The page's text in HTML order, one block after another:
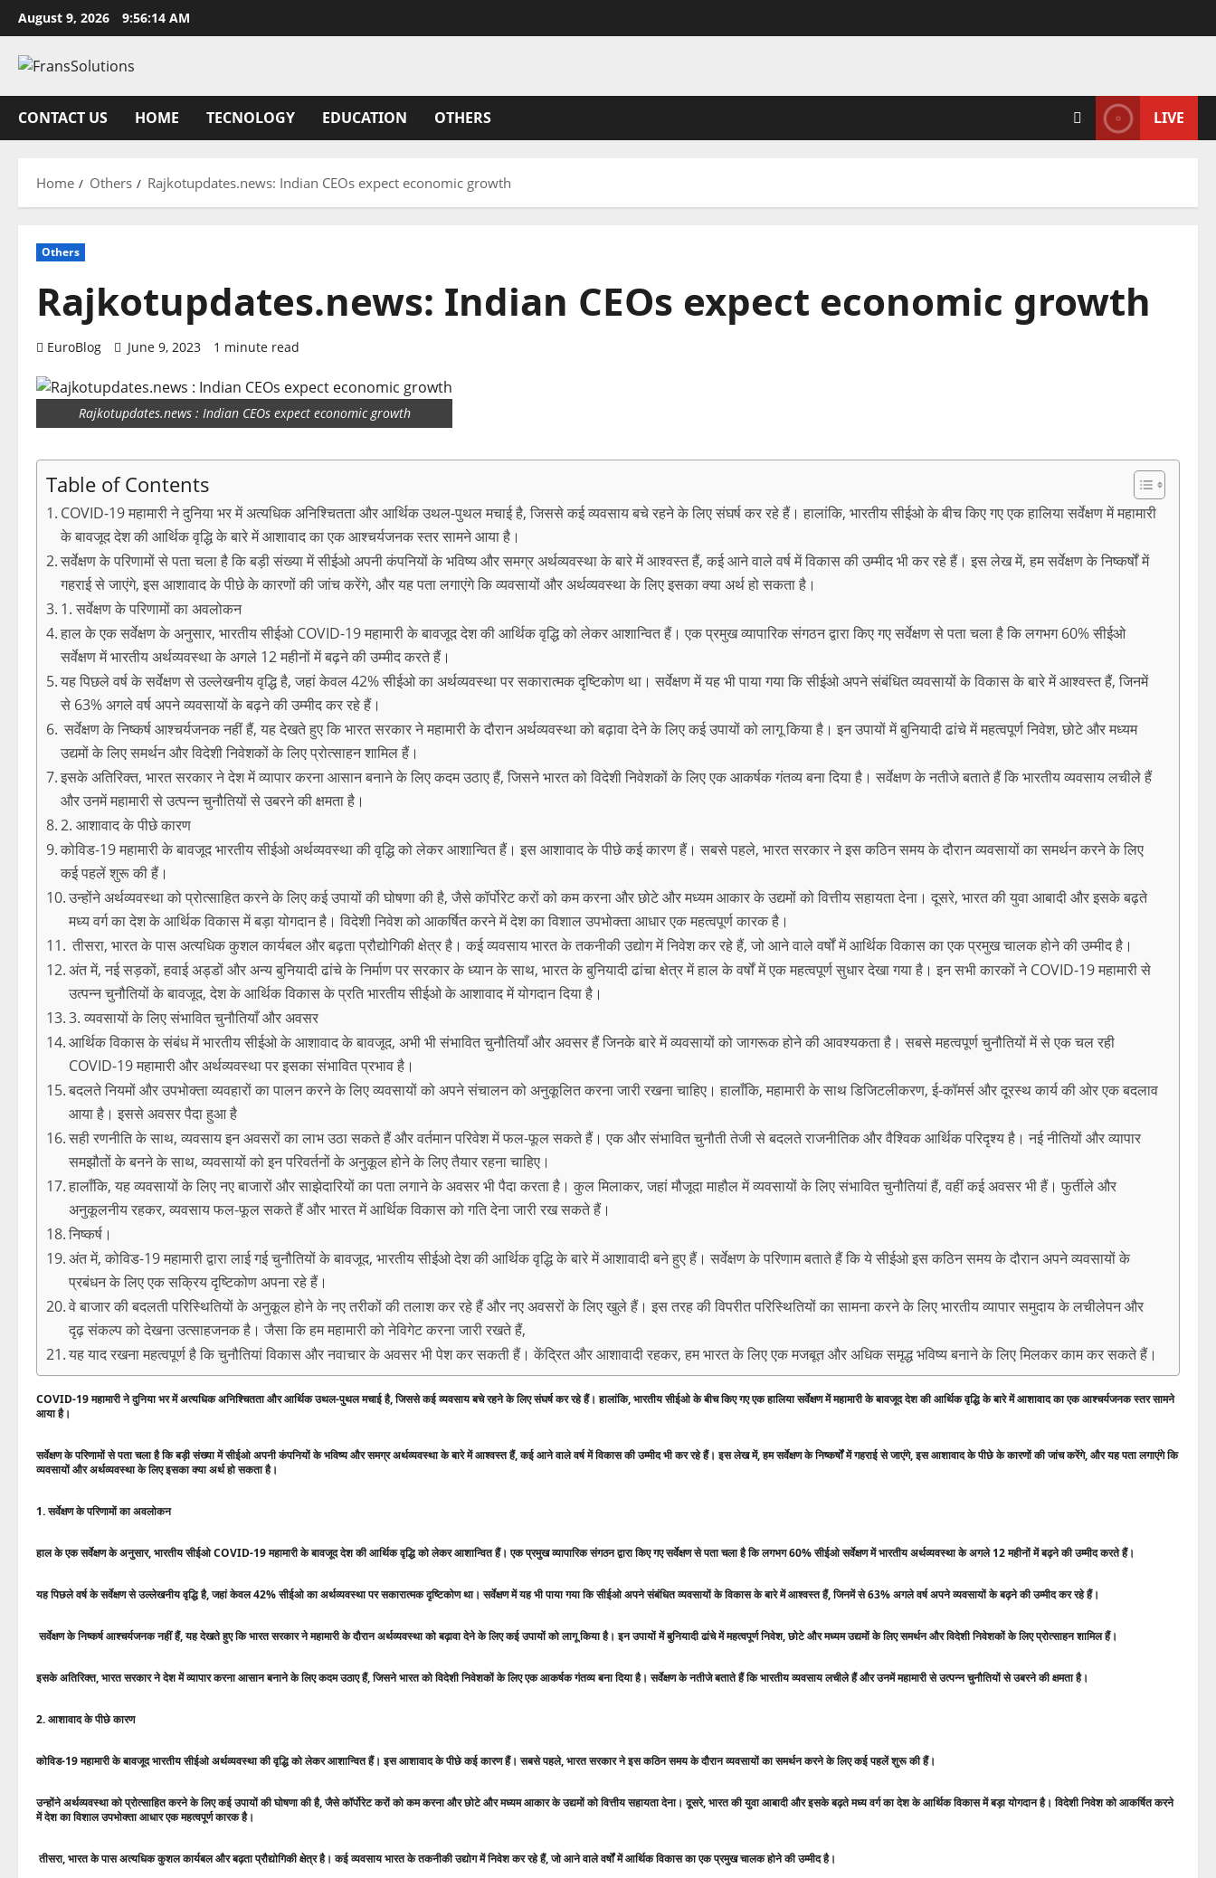
Skip
to
content
August 9, 2026 9:56:14 AM
CONTACT US HOME TECNOLOGY EDUCATION OTHERS LIVE
Home Others Rajkotupdates.news: Indian CEOs expect economic growth
Others
Rajkotupdates.news: Indian CEOs expect economic growth
EuroBlog June 9, 2023 1 minute read
Rajkotupdates.news : Indian CEOs expect economic growth
Table of Contents
COVID-19 महामारी ने दुनिया भर में अत्यधिक अनिश्चितता और आर्थिक उथल-पुथल मचाई है, जिससे कई व्यवसाय बचे रहने के लिए संघर्ष कर रहे हैं। हालांकि, भारतीय सीईओ के बीच किए गए एक हालिया सर्वेक्षण में महामारी
के बावजूद देश की आर्थिक वृद्धि के बारे में आशावाद का एक आश्चर्यजनक स्तर सामने आया है।
सर्वेक्षण के परिणामों से पता चला है कि बड़ी संख्या में सीईओ अपनी कंपनियों के भविष्य और समग्र अर्थव्यवस्था के बारे में आश्वस्त हैं, कई आने वाले वर्ष में विकास की उम्मीद भी कर रहे हैं। इस लेख में, हम सर्वेक्षण के निष्कर्षों में
गहराई से जाएंगे, इस आशावाद के पीछे के कारणों की जांच करेंगे, और यह पता लगाएंगे कि व्यवसायों और अर्थव्यवस्था के लिए इसका क्या अर्थ हो सकता है।
1. सर्वेक्षण के परिणामों का अवलोकन
हाल के एक सर्वेक्षण के अनुसार, भारतीय सीईओ COVID-19 महामारी के बावजूद देश की आर्थिक वृद्धि को लेकर आशान्वित हैं। एक प्रमुख व्यापारिक संगठन द्वारा किए गए सर्वेक्षण से पता चला है कि लगभग 60% सीईओ
सर्वेक्षण में भारतीय अर्थव्यवस्था के अगले 12 महीनों में बढ़ने की उम्मीद करते हैं।
यह पिछले वर्ष के सर्वेक्षण से उल्लेखनीय वृद्धि है, जहां केवल 42% सीईओ का अर्थव्यवस्था पर सकारात्मक दृष्टिकोण था। सर्वेक्षण में यह भी पाया गया कि सीईओ अपने संबंधित व्यवसायों के विकास के बारे में आश्वस्त हैं, जिनमें
से 63% अगले वर्ष अपने व्यवसायों के बढ़ने की उम्मीद कर रहे हैं।
सर्वेक्षण के निष्कर्ष आश्चर्यजनक नहीं हैं, यह देखते हुए कि भारत सरकार ने महामारी के दौरान अर्थव्यवस्था को बढ़ावा देने के लिए कई उपायों को लागू किया है। इन उपायों में बुनियादी ढांचे में महत्वपूर्ण निवेश, छोटे और मध्यम
उद्यमों के लिए समर्थन और विदेशी निवेशकों के लिए प्रोत्साहन शामिल हैं।
इसके अतिरिक्त, भारत सरकार ने देश में व्यापार करना आसान बनाने के लिए कदम उठाए हैं, जिसने भारत को विदेशी निवेशकों के लिए एक आकर्षक गंतव्य बना दिया है। सर्वेक्षण के नतीजे बताते हैं कि भारतीय व्यवसाय लचीले हैं
और उनमें महामारी से उत्पन्न चुनौतियों से उबरने की क्षमता है।
2. आशावाद के पीछे कारण
कोविड-19 महामारी के बावजूद भारतीय सीईओ अर्थव्यवस्था की वृद्धि को लेकर आशान्वित हैं। इस आशावाद के पीछे कई कारण हैं। सबसे पहले, भारत सरकार ने इस कठिन समय के दौरान व्यवसायों का समर्थन करने के लिए
कई पहलें शुरू की हैं।
उन्होंने अर्थव्यवस्था को प्रोत्साहित करने के लिए कई उपायों की घोषणा की है, जैसे कॉर्पोरेट करों को कम करना और छोटे और मध्यम आकार के उद्यमों को वित्तीय सहायता देना। दूसरे, भारत की युवा आबादी और इसके बढ़ते
मध्य वर्ग का देश के आर्थिक विकास में बड़ा योगदान है। विदेशी निवेश को आकर्षित करने में देश का विशाल उपभोक्ता आधार एक महत्वपूर्ण कारक है।
तीसरा, भारत के पास अत्यधिक कुशल कार्यबल और बढ़ता प्रौद्योगिकी क्षेत्र है। कई व्यवसाय भारत के तकनीकी उद्योग में निवेश कर रहे हैं, जो आने वाले वर्षों में आर्थिक विकास का एक प्रमुख चालक होने की उम्मीद है।
अंत में, नई सड़कों, हवाई अड्डों और अन्य बुनियादी ढांचे के निर्माण पर सरकार के ध्यान के साथ, भारत के बुनियादी ढांचा क्षेत्र में हाल के वर्षों में एक महत्वपूर्ण सुधार देखा गया है। इन सभी कारकों ने COVID-19 महामारी से
उत्पन्न चुनौतियों के बावजूद, देश के आर्थिक विकास के प्रति भारतीय सीईओ के आशावाद में योगदान दिया है।
3. व्यवसायों के लिए संभावित चुनौतियाँ और अवसर
आर्थिक विकास के संबंध में भारतीय सीईओ के आशावाद के बावजूद, अभी भी संभावित चुनौतियाँ और अवसर हैं जिनके बारे में व्यवसायों को जागरूक होने की आवश्यकता है। सबसे महत्वपूर्ण चुनौतियों में से एक चल रही
COVID-19 महामारी और अर्थव्यवस्था पर इसका संभावित प्रभाव है।
बदलते नियमों और उपभोक्ता व्यवहारों का पालन करने के लिए व्यवसायों को अपने संचालन को अनुकूलित करना जारी रखना चाहिए। हालाँकि, महामारी के साथ डिजिटलीकरण, ई-कॉमर्स और दूरस्थ कार्य की ओर एक बदलाव
आया है। इससे अवसर पैदा हुआ है
सही रणनीति के साथ, व्यवसाय इन अवसरों का लाभ उठा सकते हैं और वर्तमान परिवेश में फल-फूल सकते हैं। एक और संभावित चुनौती तेजी से बदलते राजनीतिक और वैश्विक आर्थिक परिदृश्य है। नई नीतियों और व्यापार
समझौतों के बनने के साथ, व्यवसायों को इन परिवर्तनों के अनुकूल होने के लिए तैयार रहना चाहिए।
हालाँकि, यह व्यवसायों के लिए नए बाजारों और साझेदारियों का पता लगाने के अवसर भी पैदा करता है। कुल मिलाकर, जहां मौजूदा माहौल में व्यवसायों के लिए संभावित चुनौतियां हैं, वहीं कई अवसर भी हैं। फुर्तीले और
अनुकूलनीय रहकर, व्यवसाय फल-फूल सकते हैं और भारत में आर्थिक विकास को गति देना जारी रख सकते हैं।
निष्कर्ष।
अंत में, कोविड-19 महामारी द्वारा लाई गई चुनौतियों के बावजूद, भारतीय सीईओ देश की आर्थिक वृद्धि के बारे में आशावादी बने हुए हैं। सर्वेक्षण के परिणाम बताते हैं कि ये सीईओ इस कठिन समय के दौरान अपने व्यवसायों के
प्रबंधन के लिए एक सक्रिय दृष्टिकोण अपना रहे हैं।
वे बाजार की बदलती परिस्थितियों के अनुकूल होने के नए तरीकों की तलाश कर रहे हैं और नए अवसरों के लिए खुले हैं। इस तरह की विपरीत परिस्थितियों का सामना करने के लिए भारतीय व्यापार समुदाय के लचीलेपन और
दृढ़ संकल्प को देखना उत्साहजनक है। जैसा कि हम महामारी को नेविगेट करना जारी रखते हैं,
यह याद रखना महत्वपूर्ण है कि चुनौतियां विकास और नवाचार के अवसर भी पेश कर सकती हैं। केंद्रित और आशावादी रहकर, हम भारत के लिए एक मजबूत और अधिक समृद्ध भविष्य बनाने के लिए मिलकर काम कर सकते हैं।
COVID-19 महामारी ने दुनिया भर में अत्यधिक अनिश्चितता और आर्थिक उथल-पुथल मचाई है, जिससे कई व्यवसाय बचे रहने के लिए संघर्ष कर रहे हैं। हालांकि, भारतीय सीईओ के बीच किए गए एक हालिया सर्वेक्षण में महामारी के बावजूद देश की आर्थिक वृद्धि के बारे में आशावाद का एक आश्चर्यजनक स्तर सामने
आया है।
सर्वेक्षण के परिणामों से पता चला है कि बड़ी संख्या में सीईओ अपनी कंपनियों के भविष्य और समग्र अर्थव्यवस्था के बारे में आश्वस्त हैं, कई आने वाले वर्ष में विकास की उम्मीद भी कर रहे हैं। इस लेख में, हम सर्वेक्षण के निष्कर्षों में गहराई से जाएंगे, इस आशावाद के पीछे के कारणों की जांच करेंगे, और यह पता लगाएंगे कि
व्यवसायों और अर्थव्यवस्था के लिए इसका क्या अर्थ हो सकता है।
1. सर्वेक्षण के परिणामों का अवलोकन
हाल के एक सर्वेक्षण के अनुसार, भारतीय सीईओ COVID-19 महामारी के बावजूद देश की आर्थिक वृद्धि को लेकर आशान्वित हैं। एक प्रमुख व्यापारिक संगठन द्वारा किए गए सर्वेक्षण से पता चला है कि लगभग 60% सीईओ सर्वेक्षण में भारतीय अर्थव्यवस्था के अगले 12 महीनों में बढ़ने की उम्मीद करते हैं।
यह पिछले वर्ष के सर्वेक्षण से उल्लेखनीय वृद्धि है, जहां केवल 42% सीईओ का अर्थव्यवस्था पर सकारात्मक दृष्टिकोण था। सर्वेक्षण में यह भी पाया गया कि सीईओ अपने संबंधित व्यवसायों के विकास के बारे में आश्वस्त हैं, जिनमें से 63% अगले वर्ष अपने व्यवसायों के बढ़ने की उम्मीद कर रहे हैं।
सर्वेक्षण के निष्कर्ष आश्चर्यजनक नहीं हैं, यह देखते हुए कि भारत सरकार ने महामारी के दौरान अर्थव्यवस्था को बढ़ावा देने के लिए कई उपायों को लागू किया है। इन उपायों में बुनियादी ढांचे में महत्वपूर्ण निवेश, छोटे और मध्यम उद्यमों के लिए समर्थन और विदेशी निवेशकों के लिए प्रोत्साहन शामिल हैं।
इसके अतिरिक्त, भारत सरकार ने देश में व्यापार करना आसान बनाने के लिए कदम उठाए हैं, जिसने भारत को विदेशी निवेशकों के लिए एक आकर्षक गंतव्य बना दिया है। सर्वेक्षण के नतीजे बताते हैं कि भारतीय व्यवसाय लचीले हैं और उनमें महामारी से उत्पन्न चुनौतियों से उबरने की क्षमता है।
2. आशावाद के पीछे कारण
कोविड-19 महामारी के बावजूद भारतीय सीईओ अर्थव्यवस्था की वृद्धि को लेकर आशान्वित हैं। इस आशावाद के पीछे कई कारण हैं। सबसे पहले, भारत सरकार ने इस कठिन समय के दौरान व्यवसायों का समर्थन करने के लिए कई पहलें शुरू की हैं।
उन्होंने अर्थव्यवस्था को प्रोत्साहित करने के लिए कई उपायों की घोषणा की है, जैसे कॉर्पोरेट करों को कम करना और छोटे और मध्यम आकार के उद्यमों को वित्तीय सहायता देना। दूसरे, भारत की युवा आबादी और इसके बढ़ते मध्य वर्ग का देश के आर्थिक विकास में बड़ा योगदान है। विदेशी निवेश को आकर्षित करने
में देश का विशाल उपभोक्ता आधार एक महत्वपूर्ण कारक है।
तीसरा, भारत के पास अत्यधिक कुशल कार्यबल और बढ़ता प्रौद्योगिकी क्षेत्र है। कई व्यवसाय भारत के तकनीकी उद्योग में निवेश कर रहे हैं, जो आने वाले वर्षों में आर्थिक विकास का एक प्रमुख चालक होने की उम्मीद है।